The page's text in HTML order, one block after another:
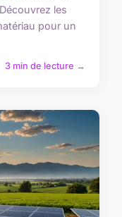
les
pour un
3 min de lecture →